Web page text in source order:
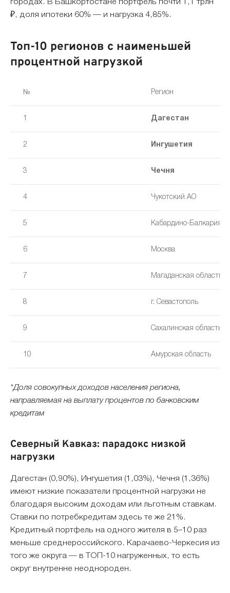
городах. В Башкортостане портфель почти 1,1 трлн
₽, доля ипотеки 60% — и нагрузка 4,85%.
Топ-10 регионов с наименьшей
процентной нагрузкой
№ Регион
1 Дагестан
2 Ингушетия
3 Чечня
4 Чукотский АО
5 Кабардино-Балкария
6 Москва
7 Магаданская область
8 г. Севастополь
9 Сахалинская область
10 Амурская область
*Доля совокупных доходов населения региона,
направляемая на выплату процентов по банковским
кредитам
Северный Кавказ: парадокс низкой
нагрузки
Дагестан (0,90%), Ингушетия (1,03%), Чечня (1,36%)
имеют низкие показатели процентной нагрузки не
благодаря высоким доходам или льготным ставкам.
Ставки по потребкредитам здесь те же 21%.
Кредитный портфель на одного жителя в 5–10 раз
меньше среднероссийского. Карачаево-Черкесия из
того же округа — в ТОП-10 нагруженных, то есть
округ внутренне неоднороден.